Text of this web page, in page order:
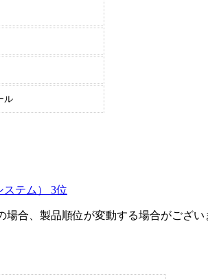
ル
テム） 3位
場合、製品順位が変動する場合がござい